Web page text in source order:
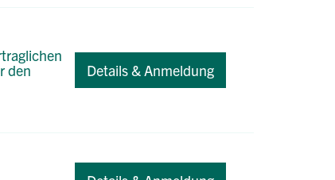
den
Details & Anmeldung